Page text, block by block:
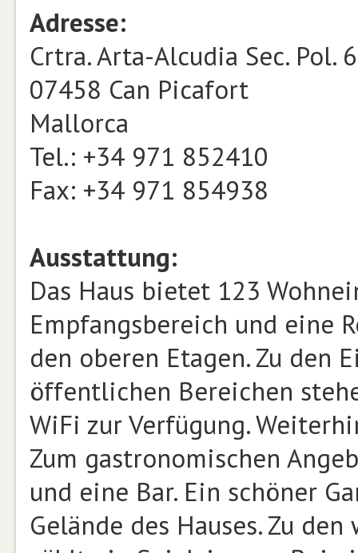
Adresse:
Crtra. Arta-Alcudia Sec. Pol. 6
07458 Can Picafort
Mallorca
Tel.: +34 971 852410
Fax: +34 971 854938
Ausstattung:
Das Haus bietet 123
Empfangsbereich und eine
den oberen Etagen. Zu den
öffentlichen Bereichen
WiFi zur Verfügung.
Zum gastronomischen
und eine Bar. Ein schöner
Gelände des Hauses. Zu